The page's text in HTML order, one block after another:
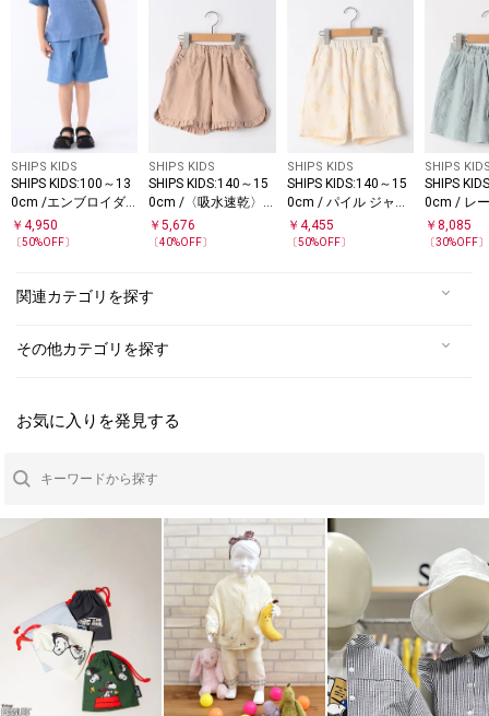
SHIPS KIDS
SHIPS KIDS:100～13
0cm /エンブロイダ
リー ショートパンツ
￥ 4,950
〔50%OFF〕
SHIPS KIDS
SHIPS KIDS:140～15
0cm /〈吸水速乾〉
フリル ショート パン
ツ
￥5,676
〔40%OFF〕
SHIPS KIDS
SHIPS KIDS:140～15
0cm / パイル ジャカ
ード ショート パンツ
￥ 4,455
〔50%OFF〕
SHIPS
SHIPS
0cm / レ
ロイダリ
パンツ
￥8,085
〔30%OFF〕
関連カテゴリを探す
その他カテゴリを探す
お気に入りを発見する